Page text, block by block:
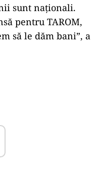
sunt naţionali.
pentru TAROM,
să le dăm bani”, a